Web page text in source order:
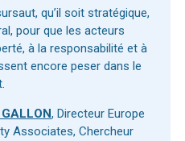
qu’il soit stratégique,
pour que les acteurs
à la responsabilité et à
encore peser dans le
, Directeur Europe
Associates, Chercheur